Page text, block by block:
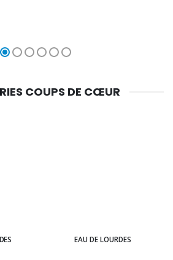
COUPS DE CŒUR
EAU DE LOURDES